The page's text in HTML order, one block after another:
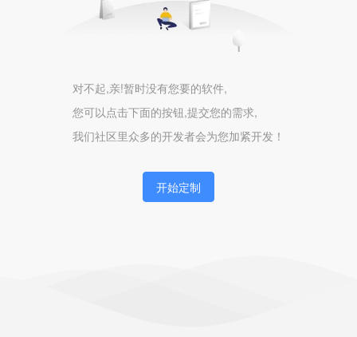
对不起,亲!暂时没有您要的软件,
您可以点击下面的按钮,提交您的需求,
我们社区里众多的开发者会为您加紧开发！
开始定制